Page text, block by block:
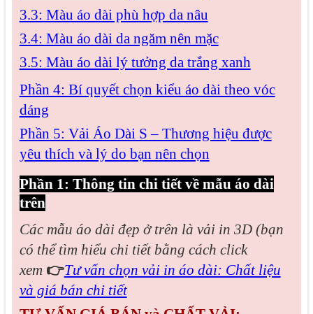
3.3: Màu áo dài phù hợp da nâu
3.4: Màu áo dài da ngăm nên mặc
3.5: Màu áo dài lý tưởng da trắng xanh
Phần 4: Bí quyết chọn kiểu áo dài theo vóc
dáng
Phần 5: Vải Áo Dài S – Thương hiệu được
yêu thích và lý do bạn nên chọn
Phần 1: Thông tin chi tiết về mẫu áo dài
trên
Các mẫu áo dài đẹp ở trên là vải in 3D (bạn
có thể tìm hiểu chi tiết bằng cách click
xem 👉Tư vấn chọn vải in áo dài: Chất liệu
và giá bán chi tiết